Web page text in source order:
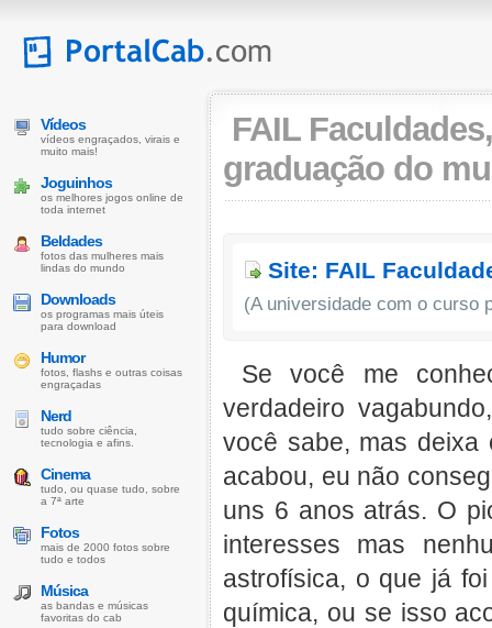
FAIL
graduação do
Site: FAIL
(A universidade com o curso
Se você me
verdadeiro
você sabe, mas deixa
acabou, eu não
uns 6 anos atrás. O
interesses mas
astrofísica, o que já
química, ou se isso
Vídeos
vídeos engraçados, virais e
muito mais!
Joguinhos
os melhores jogos online de
toda internet
Beldades
fotos das mulheres mais
lindas do mundo
Downloads
os programas mais úteis
para download
Humor
fotos, flashs e outras coisas
engraçadas
Nerd
tudo sobre ciência,
tecnologia e afins.
Cinema
tudo, ou quase tudo, sobre
a 7ª arte
Fotos
mais de 2000 fotos sobre
tudo e todos
Música
as bandas e músicas
favoritas do cab